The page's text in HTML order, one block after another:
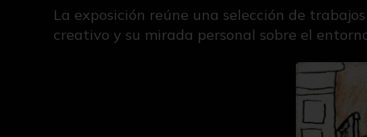
La exposición reúne una selección de
creativo y su mirada personal sobre el